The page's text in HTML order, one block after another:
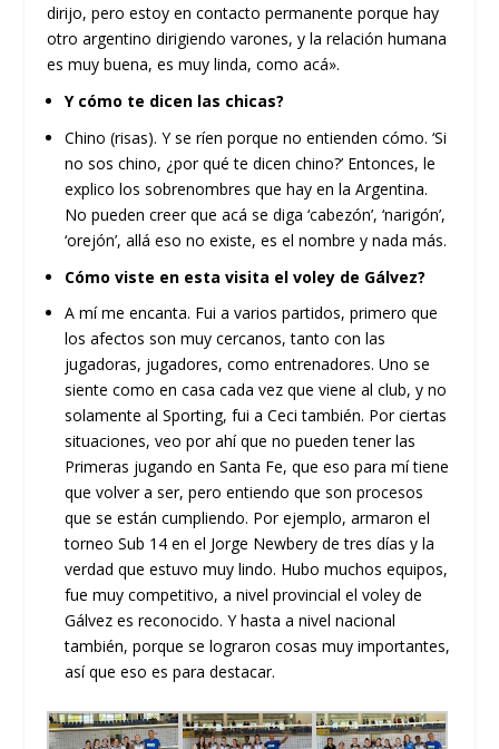
dirijo, pero estoy en contacto permanente porque hay
otro argentino dirigiendo varones, y la relación humana
es muy buena, es muy linda, como acá».
Y cómo te dicen las chicas?
Chino (risas). Y se ríen porque no entienden cómo. ‘Si
no sos chino, ¿por qué te dicen chino?’ Entonces, le
explico los sobrenombres que hay en la Argentina.
No pueden creer que acá se diga ‘cabezón’, ‘narigón’,
‘orejón’, allá eso no existe, es el nombre y nada más.
Cómo viste en esta visita el voley de Gálvez?
A mí me encanta. Fui a varios partidos, primero que
los afectos son muy cercanos, tanto con las
jugadoras, jugadores, como entrenadores. Uno se
siente como en casa cada vez que viene al club, y no
solamente al Sporting, fui a Ceci también. Por ciertas
situaciones, veo por ahí que no pueden tener las
Primeras jugando en Santa Fe, que eso para mí tiene
que volver a ser, pero entiendo que son procesos
que se están cumpliendo. Por ejemplo, armaron el
torneo Sub 14 en el Jorge Newbery de tres días y la
verdad que estuvo muy lindo. Hubo muchos equipos,
fue muy competitivo, a nivel provincial el voley de
Gálvez es reconocido. Y hasta a nivel nacional
también, porque se lograron cosas muy importantes,
así que eso es para destacar.